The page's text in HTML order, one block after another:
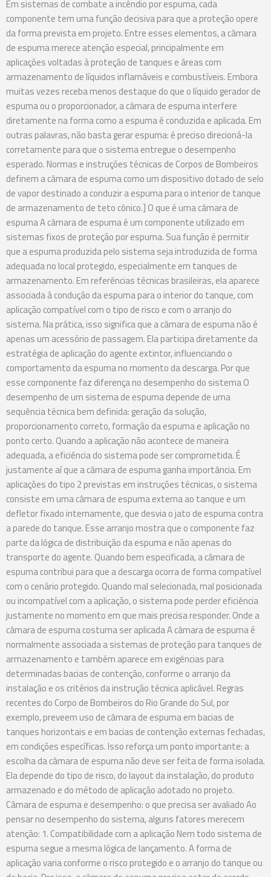
Em sistemas de combate a incêndio por espuma, cada
componente tem uma função decisiva para que a proteção opere
da forma prevista em projeto. Entre esses elementos, a câmara
de espuma merece atenção especial, principalmente em
aplicações voltadas à proteção de tanques e áreas com
armazenamento de líquidos inflamáveis e combustíveis. Embora
muitas vezes receba menos destaque do que o líquido gerador de
espuma ou o proporcionador, a câmara de espuma interfere
diretamente na forma como a espuma é conduzida e aplicada. Em
outras palavras, não basta gerar espuma: é preciso direcioná-la
corretamente para que o sistema entregue o desempenho
esperado. Normas e instruções técnicas de Corpos de Bombeiros
definem a câmara de espuma como um dispositivo dotado de selo
de vapor destinado a conduzir a espuma para o interior de tanque
de armazenamento de teto cônico.] O que é uma câmara de
espuma A câmara de espuma é um componente utilizado em
sistemas fixos de proteção por espuma. Sua função é permitir
que a espuma produzida pelo sistema seja introduzida de forma
adequada no local protegido, especialmente em tanques de
armazenamento. Em referências técnicas brasileiras, ela aparece
associada à condução da espuma para o interior do tanque, com
aplicação compatível com o tipo de risco e com o arranjo do
sistema. Na prática, isso significa que a câmara de espuma não é
apenas um acessório de passagem. Ela participa diretamente da
estratégia de aplicação do agente extintor, influenciando o
comportamento da espuma no momento da descarga. Por que
esse componente faz diferença no desempenho do sistema O
desempenho de um sistema de espuma depende de uma
sequência técnica bem definida: geração da solução,
proporcionamento correto, formação da espuma e aplicação no
ponto certo. Quando a aplicação não acontece de maneira
adequada, a eficiência do sistema pode ser comprometida. É
justamente aí que a câmara de espuma ganha importância. Em
aplicações do tipo 2 previstas em instruções técnicas, o sistema
consiste em uma câmara de espuma externa ao tanque e um
defletor fixado internamente, que desvia o jato de espuma contra
a parede do tanque. Esse arranjo mostra que o componente faz
parte da lógica de distribuição da espuma e não apenas do
transporte do agente. Quando bem especificada, a câmara de
espuma contribui para que a descarga ocorra de forma compatível
com o cenário protegido. Quando mal selecionada, mal posicionada
ou incompatível com a aplicação, o sistema pode perder eficiência
justamente no momento em que mais precisa responder. Onde a
câmara de espuma costuma ser aplicada A câmara de espuma é
normalmente associada a sistemas de proteção para tanques de
armazenamento e também aparece em exigências para
determinadas bacias de contenção, conforme o arranjo da
instalação e os critérios da instrução técnica aplicável. Regras
recentes do Corpo de Bombeiros do Rio Grande do Sul, por
exemplo, preveem uso de câmara de espuma em bacias de
tanques horizontais e em bacias de contenção externas fechadas,
em condições específicas. Isso reforça um ponto importante: a
escolha da câmara de espuma não deve ser feita de forma isolada.
Ela depende do tipo de risco, do layout da instalação, do produto
armazenado e do método de aplicação adotado no projeto.
Câmara de espuma e desempenho: o que precisa ser avaliado Ao
pensar no desempenho do sistema, alguns fatores merecem
atenção: 1. Compatibilidade com a aplicação Nem todo sistema de
espuma segue a mesma lógica de lançamento. A forma de
aplicação varia conforme o risco protegido e o arranjo do tanque ou